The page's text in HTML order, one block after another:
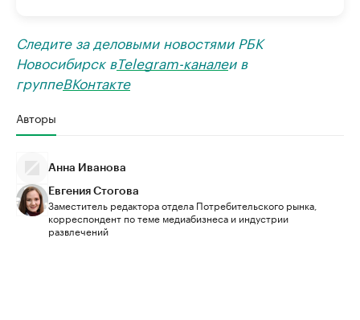
Следите за деловыми новостями РБК
Новосибирск вTelegram-каналеи в
группеВКонтакте
Авторы
Анна Иванова
Евгения Стогова
Заместитель редактора отдела Потребительского рынка,
корреспондент по теме медиабизнеса и индустрии
развлечений